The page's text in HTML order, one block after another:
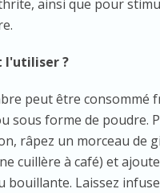
ainsi que pour
l'utiliser ?
peut être consommé
sous forme de poudre.
râpez un morceau de
cuillère à café) et
bouillante. Laissez